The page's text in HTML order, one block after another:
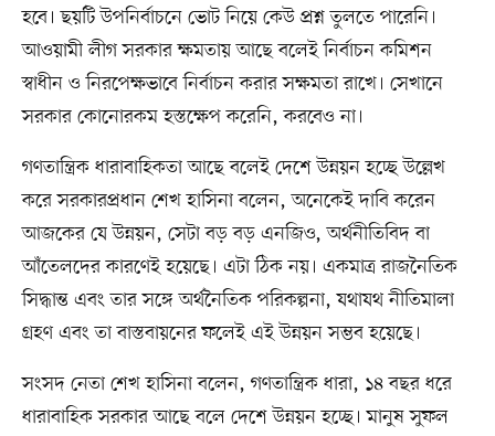
হবে। ছয়টি উপনির্বাচনে ভোট নিয়ে কেউ প্রশ্ন তুলতে পারেনি।
আওয়ামী লীগ সরকার ক্ষমতায় আছে বলেই নির্বাচন কমিশন
স্বাধীন ও নিরপেক্ষভাবে নির্বাচন করার সক্ষমতা রাখে। সেখানে
সরকার কোনোরকম হস্তক্ষেপ করেনি, করবেও না।
গণতান্ত্রিক ধারাবাহিকতা আছে বলেই দেশে উন্নয়ন হচ্ছে উল্লেখ
করে সরকারপ্রধান শেখ হাসিনা বলেন, অনেকেই দাবি করেন
আজকের যে উন্নয়ন, সেটা বড় বড় এনজিও, অর্থনীতিবিদ বা
আঁতেলদের কারণেই হয়েছে। এটা ঠিক নয়। একমাত্র রাজনৈতিক
সিদ্ধান্ত এবং তার সঙ্গে অর্থনৈতিক পরিকল্পনা, যথাযথ নীতিমালা
গ্রহণ এবং তা বাস্তবায়নের ফলেই এই উন্নয়ন সম্ভব হয়েছে।
সংসদ নেতা শেখ হাসিনা বলেন, গণতান্ত্রিক ধারা, ১৪ বছর ধরে
ধারাবাহিক সরকার আছে বলে দেশে উন্নয়ন হচ্ছে। মানুষ সুফল